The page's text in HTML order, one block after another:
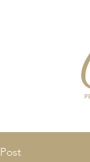
Post